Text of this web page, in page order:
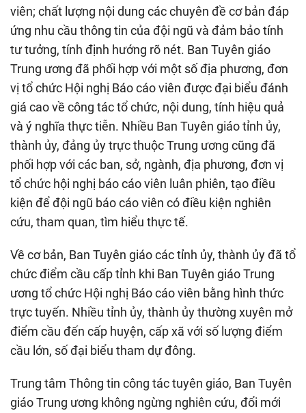
viên; chất lượng nội dung các chuyên đề cơ bản đáp
ứng nhu cầu thông tin của đội ngũ và đảm bảo tính
tư tưởng, tính định hướng rõ nét. Ban Tuyên giáo
Trung ương đã phối hợp với một số địa phương, đơn
vị tổ chức Hội nghị Báo cáo viên được đại biểu đánh
giá cao về công tác tổ chức, nội dung, tính hiệu quả
và ý nghĩa thực tiễn. Nhiều Ban Tuyên giáo tỉnh ủy,
thành ủy, đảng ủy trực thuộc Trung ương cũng đã
phối hợp với các ban, sở, ngành, địa phương, đơn vị
tổ chức hội nghị báo cáo viên luân phiên, tạo điều
kiện để đội ngũ báo cáo viên có điều kiện nghiên
cứu, tham quan, tìm hiểu thực tế.
Về cơ bản, Ban Tuyên giáo các tỉnh ủy, thành ủy đã tổ
chức điểm cầu cấp tỉnh khi Ban Tuyên giáo Trung
ương tổ chức Hội nghị Báo cáo viên bằng hình thức
trực tuyến. Nhiều tỉnh ủy, thành ủy thường xuyên mở
điểm cầu đến cấp huyện, cấp xã với số lượng điểm
cầu lớn, số đại biểu tham dự đông.
Trung tâm Thông tin công tác tuyên giáo, Ban Tuyên
giáo Trung ương không ngừng nghiên cứu, đổi mới